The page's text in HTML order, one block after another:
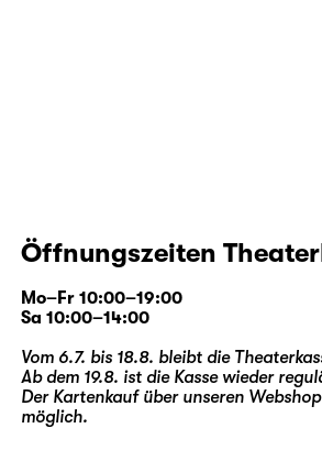
Öffnungszeiten
Mo–Fr 10:00–19:00
Sa 10:00–14:00
Vom 6.7. bis 18.8. bleibt die
Ab dem 19.8. ist die Kasse wieder
Der Kartenkauf über unseren Webshop
möglich.